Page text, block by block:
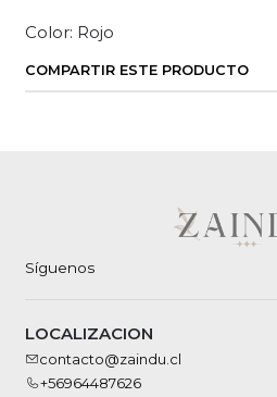
Color: Rojo
COMPARTIR ESTE PRODUCTO
Síguenos
LOCALIZACION
contacto@zaindu.cl
+56964487626